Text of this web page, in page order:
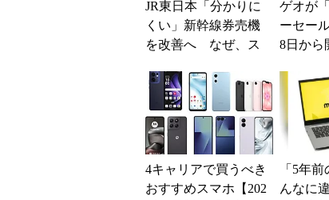
JR東日本「分かりに
くい」新幹線券売機
を改善へ なぜ、ス
の最短1分購入」を実
現？
ゲオが
ーセー
8日から
得に
4キャリアで買うべき
おすすめスマホ【202
「5年
んなに